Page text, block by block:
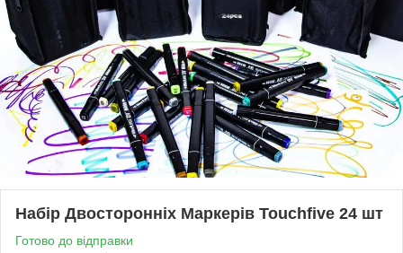
Набір Двосторонніх Маркерів Touchfive 24 шт
Готово до відправки